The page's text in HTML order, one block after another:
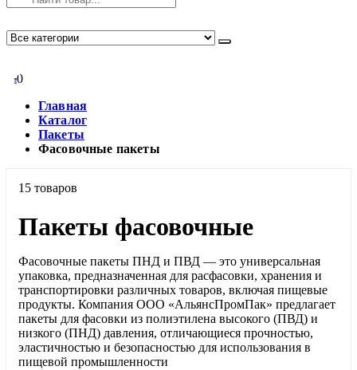
00
Главная
Каталог
Пакеты
Фасовочные пакеты
15 товаров
Пакеты фасовочные
Фасовочные пакеты ПНД и ПВД — это универсальная
упаковка, предназначенная для расфасовки, хранения и
транспортировки различных товаров, включая пищевые
продукты. Компания ООО «АльянсПромПак» предлагает
пакеты для фасовки из полиэтилена высокого (ПВД) и
низкого (ПНД) давления, отличающиеся прочностью,
эластичностью и безопасностью для использования в
пищевой промышленности